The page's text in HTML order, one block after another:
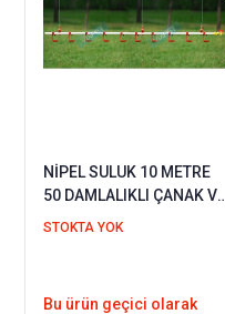
NİPEL SULUK 10 METRE
50 DAMLALIKLI ÇANAK VE
ASKI APARATI
STOKTA YOK
Bu ürün geçici olarak